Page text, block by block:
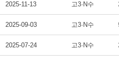
2025-11-13 고3·N수
2025-09-03 고3·N수
2025-07-24 고3·N수